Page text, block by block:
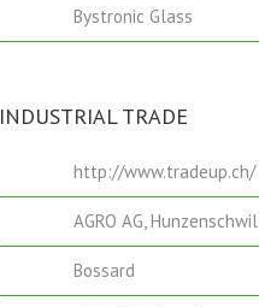
Bystronic Glass
INDUSTRIAL TRADE
http://www.tradeup.ch/
AGRO AG, Hunzenschwil
Bossard